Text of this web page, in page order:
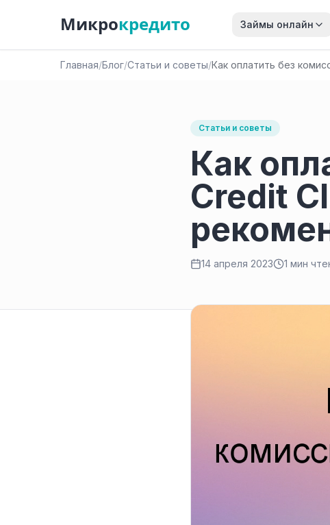
Микрокредито Займы онлайн
Главная/Блог/Статьи и советы/Как оплатить без
Статьи и советы
Как
Credit
14 апреля 2023 1 мин